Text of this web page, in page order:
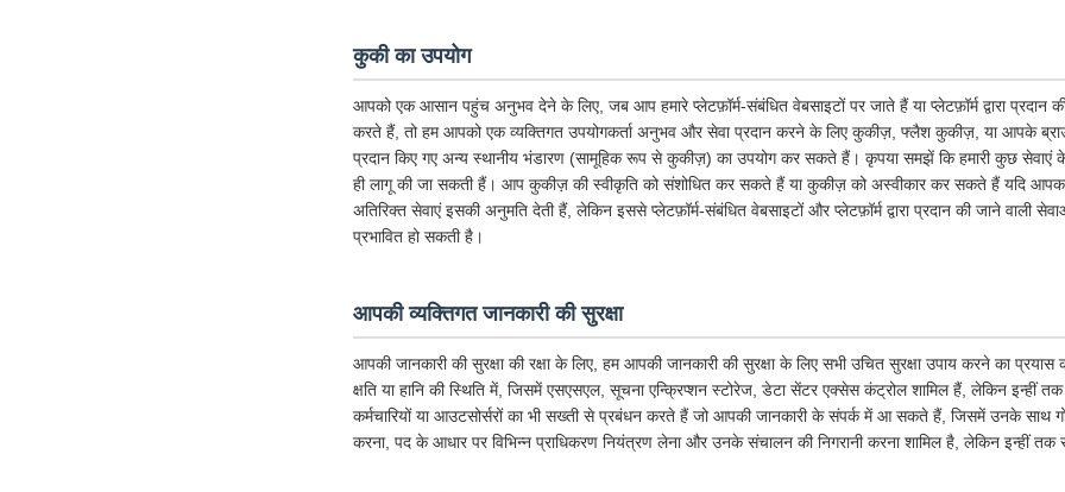
कुकी का उपयोग
आपको एक आसान पहुंच अनुभव देने के लिए, जब आप हमारे प्लेटफ़ॉर्म-संबंधित वेबसाइटों पर जाते हैं या प्लेटफ़ॉर्म द्वारा प्रदान
करते हैं, तो हम आपको एक व्यक्तिगत उपयोगकर्ता अनुभव और सेवा प्रदान करने के लिए कुकीज़, फ्लैश कुकीज़, या आपके
प्रदान किए गए अन्य स्थानीय भंडारण (सामूहिक रूप से कुकीज़) का उपयोग कर सकते हैं। कृपया समझें कि हमारी कुछ
ही लागू की जा सकती हैं। आप कुकीज़ की स्वीकृति को संशोधित कर सकते हैं या कुकीज़ को अस्वीकार कर सकते हैं यदि आपका
अतिरिक्त सेवाएं इसकी अनुमति देती हैं, लेकिन इससे प्लेटफ़ॉर्म-संबंधित वेबसाइटों और प्लेटफ़ॉर्म द्वारा प्रदान की जाने वाली
प्रभावित हो सकती है।
आपकी व्यक्तिगत जानकारी की सुरक्षा
आपकी जानकारी की सुरक्षा की रक्षा के लिए, हम आपकी जानकारी की सुरक्षा के लिए सभी उचित सुरक्षा उपाय करने का प्रयास
क्षति या हानि की स्थिति में, जिसमें एसएसएल, सूचना एन्क्रिप्शन स्टोरेज, डेटा सेंटर एक्सेस कंट्रोल शामिल हैं, लेकिन इन्हीं
कर्मचारियों या आउटसोर्सरों का भी सख्ती से प्रबंधन करते हैं जो आपकी जानकारी के संपर्क में आ सकते हैं, जिसमें उनके साथ
करना, पद के आधार पर विभिन्न प्राधिकरण नियंत्रण लेना और उनके संचालन की निगरानी करना शामिल है, लेकिन इन्हीं तक